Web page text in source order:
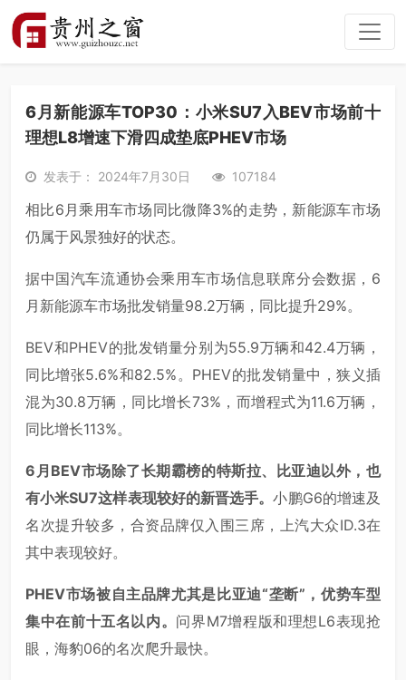
6月新能源车TOP30：小米SU7入BEV市场前十
理想L8增速下滑四成垫底PHEV市场
发表于： 2024年7月30日 107184
相比6月乘用车市场同比微降3%的走势，新能源车市场
仍属于风景独好的状态。
据中国汽车流通协会乘用车市场信息联席分会数据，6
月新能源车市场批发销量98.2万辆，同比提升29%。
BEV和PHEV的批发销量分别为55.9万辆和42.4万辆，
同比增张5.6%和82.5%。PHEV的批发销量中，狭义插
混为30.8万辆，同比增长73%，而增程式为11.6万辆，
同比增长113%。
6月BEV市场除了长期霸榜的特斯拉、比亚迪以外，也
有小米SU7这样表现较好的新晋选手。小鹏G6的增速及
名次提升较多，合资品牌仅入围三席，上汽大众ID.3在
其中表现较好。
PHEV市场被自主品牌尤其是比亚迪“垄断”，优势车型
集中在前十五名以内。 问界M7增程版和理想L6表现抢
眼，海豹06的名次爬升最快。